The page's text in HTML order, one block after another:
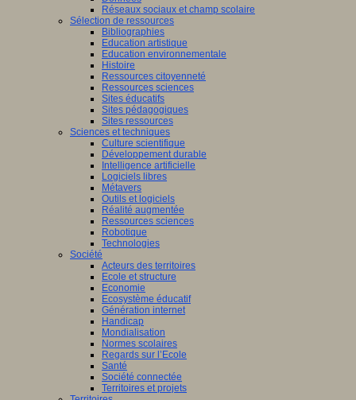
Réseaux sociaux et champ scolaire
Sélection de ressources
Bibliographies
Education artistique
Education environnementale
Histoire
Ressources citoyenneté
Ressources sciences
Sites éducatifs
Sites pédagogiques
Sites ressources
Sciences et techniques
Culture scientifique
Développement durable
Intelligence artificielle
Logiciels libres
Métavers
Outils et logiciels
Réalité augmentée
Ressources sciences
Robotique
Technologies
Société
Acteurs des territoires
Ecole et structure
Economie
Ecosystème éducatif
Génération internet
Handicap
Mondialisation
Normes scolaires
Regards sur l’Ecole
Santé
Société connectée
Territoires et projets